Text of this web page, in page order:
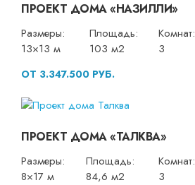
ПРОЕКТ ДОМА «НАЗИЛЛИ»
Размеры:
13×13 м
Площадь:
103 м2
Комнат:
3
ОТ 3.347.500 РУБ.
ПРОЕКТ ДОМА «ТАЛКВА»
Размеры:
8×17 м
Площадь:
84,6 м2
Комнат:
3